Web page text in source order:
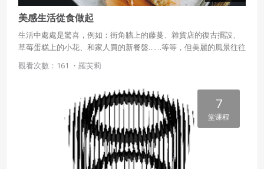
美感生活從食做起
生活中處處是驚喜，例如：街角牆上的藤蔓、雜貨店的復古擺設、
草莓蛋糕上的小花、和家人買的新餐盤……等等，但美麗的風景往往
只留給願意放慢腳步觀察周遭的人，不過，要了解與體驗美並不困
難，從日常生活中的食物和擺盤開始，便能簡單上手！
觀看次數：161 ・ 羅芙莉
7
堂课程